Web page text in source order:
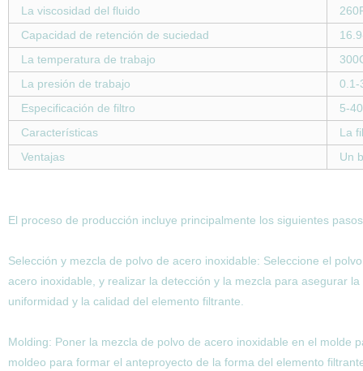
La viscosidad del fluido
Capacidad de retención de suciedad
La temperatura de trabajo
La presión de trabajo
0.1-
Especificación de filtro
5-
Características
La
Ventajas
Un
El proceso de producción incluye principalmente los siguientes
Selección y mezcla de polvo de acero inoxidable: Seleccione el
acero inoxidable, y realizar la detección y la mezcla para asegurar la
uniformidad y la calidad del elemento filtrante.
Molding: Poner la mezcla de polvo de acero inoxidable en el molde
moldeo para formar el anteproyecto de la forma del elemento